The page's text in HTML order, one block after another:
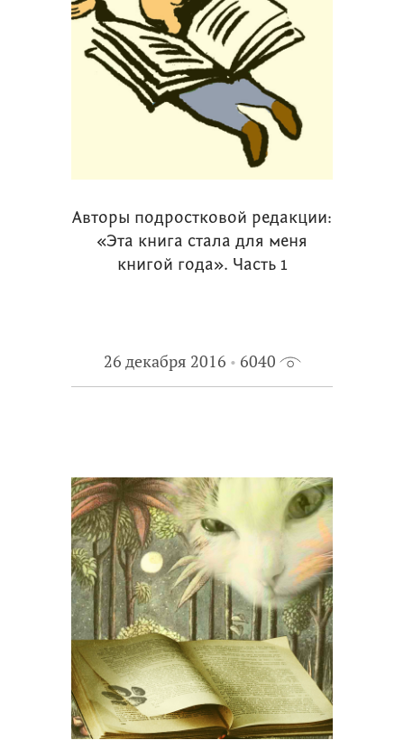
Авторы подростковой редакции:
«Эта книга стала для меня
книгой года». Часть 1
26 декабря 2016 6040